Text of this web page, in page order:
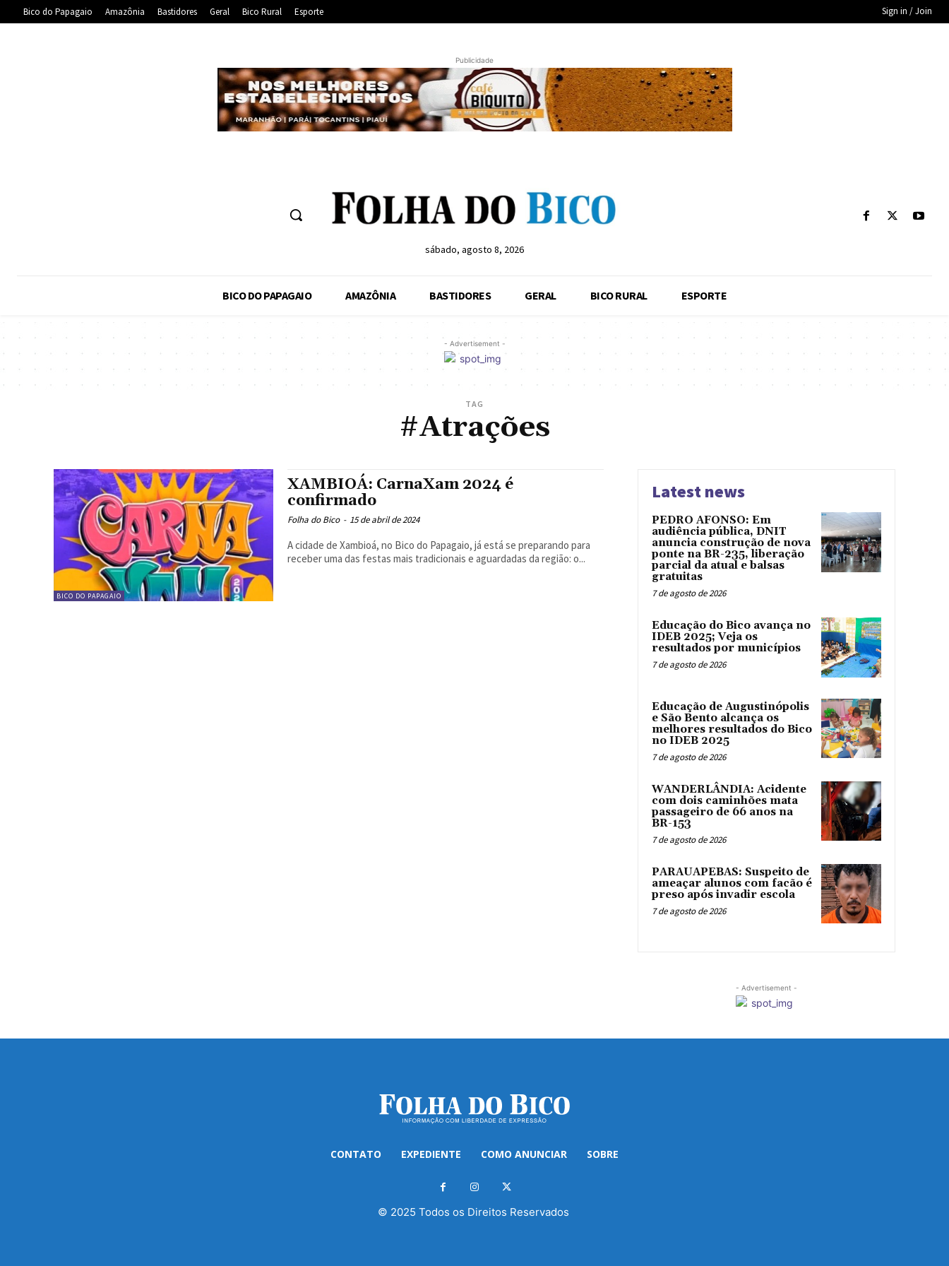
Bico do Papagaio Amazônia Bastidores Geral Bico Rural Esporte Sign in / Join
Publicidade
sábado, agosto 8, 2026
BICO DO PAPAGAIO AMAZÔNIA BASTIDORES GERAL BICO RURAL ESPORTE
- Advertisement -
TAG
#Atrações
BICO DO PAPAGAIO
XAMBIOÁ: CarnaXam 2024 é
confirmado
Folha do Bico - 15 de abril de 2024
A cidade de Xambioá, no Bico do Papagaio, já está se preparando para
receber uma das festas mais tradicionais e aguardadas da região: o...
Latest news
PEDRO AFONSO: Em
audiência pública, DNIT
anuncia construção de nova
ponte na BR-235, liberação
parcial da atual e balsas
gratuitas
7 de agosto de 2026
Educação do Bico avança no
IDEB 2025; Veja os
resultados por municípios
7 de agosto de 2026
Educação de Augustinópolis
e São Bento alcança os
melhores resultados do Bico
no IDEB 2025
7 de agosto de 2026
WANDERLÂNDIA: Acidente
com dois caminhões mata
passageiro de 66 anos na
BR-153
7 de agosto de 2026
PARAUAPEBAS: Suspeito de
ameaçar alunos com facão é
preso após invadir escola
7 de agosto de 2026
- Advertisement -
CONTATO EXPEDIENTE COMO ANUNCIAR SOBRE
© 2025 Todos os Direitos Reservados